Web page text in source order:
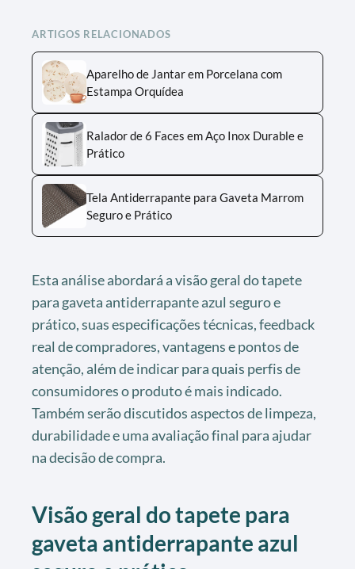
ARTIGOS RELACIONADOS
Aparelho de Jantar em Porcelana com
Estampa Orquídea
Ralador de 6 Faces em Aço Inox Durable e
Prático
Tela Antiderrapante para Gaveta Marrom
Seguro e Prático
Esta análise abordará a visão geral do tapete
para gaveta antiderrapante azul seguro e
prático, suas especificações técnicas, feedback
real de compradores, vantagens e pontos de
atenção, além de indicar para quais perfis de
consumidores o produto é mais indicado.
Também serão discutidos aspectos de limpeza,
durabilidade e uma avaliação final para ajudar
na decisão de compra.
Visão geral do tapete para
gaveta antiderrapante azul